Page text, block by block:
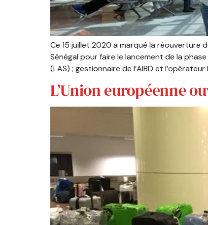
Ce 15 juillet 2020 a marqué la réouverture
Sénégal pour faire le lancement de la
(LAS) ; gestionnaire de l’AIBD et
L’Union européenne